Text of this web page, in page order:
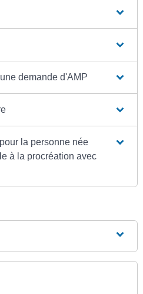
demande d'AMP
la personne née
à la procréation avec